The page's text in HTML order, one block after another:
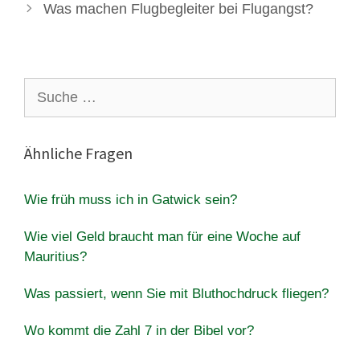
Was machen Flugbegleiter bei Flugangst?
nach:
Ähnliche Fragen
Wie früh muss ich in Gatwick sein?
Wie viel Geld braucht man für eine Woche auf
Mauritius?
Was passiert, wenn Sie mit Bluthochdruck fliegen?
Wo kommt die Zahl 7 in der Bibel vor?